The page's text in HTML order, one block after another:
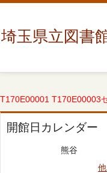
埼玉県立図書
T170E00001 T170E00003
開館日カレンダー
熊谷